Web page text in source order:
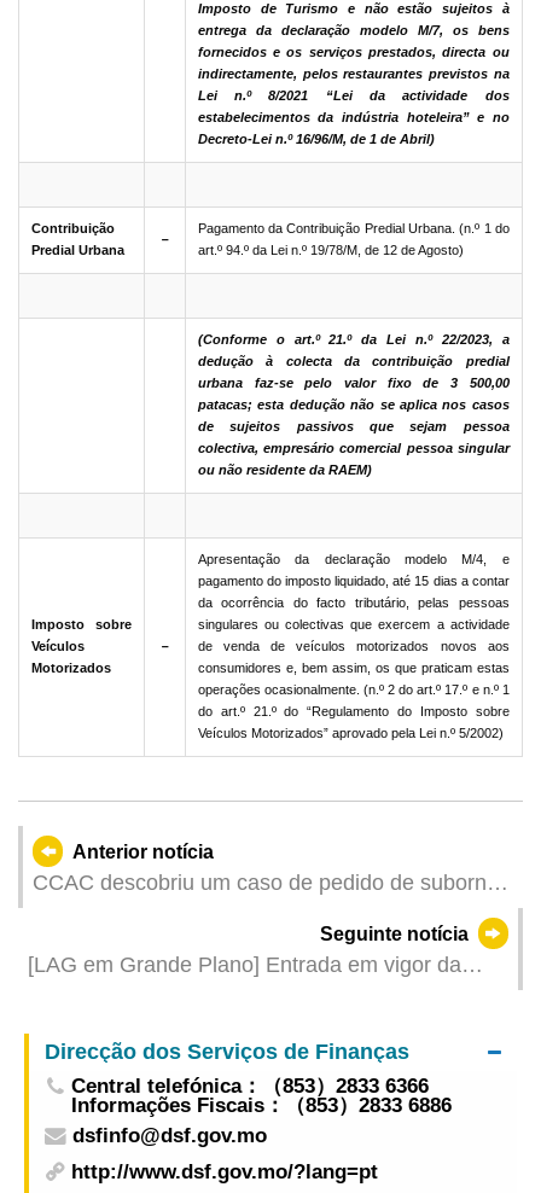
Imposto de Turismo e não estão sujeitos à
entrega da declaração modelo M/7, os bens
fornecidos e os serviços prestados, directa ou
indirectamente, pelos restaurantes previstos na
Lei n.º 8/2021 “Lei da actividade dos
estabelecimentos da indústria hoteleira” e no
Decreto-Lei n.º 16/96/M, de 1 de Abril)
Contribuição
Predial Urbana
－
Pagamento da Contribuição Predial Urbana. (n.º 1 do
art.º 94.º da Lei n.º 19/78/M, de 12 de Agosto)
(Conforme o art.º 21.º da Lei n.º 22/2023,
a
dedução à colecta da contribuição predial
urbana faz-se pelo valor fixo de 3 500,00
patacas; esta dedução não se aplica nos casos
de sujeitos passivos que sejam pessoa
colectiva, empresário comercial pessoa singular
ou não residente da RAEM)
Imposto sobre
Veículos
Motorizados
－
Apresentação da declaração modelo M/4, e
pagamento do imposto liquidado, até 15 dias a contar
da ocorrência do facto tributário, pelas pessoas
singulares ou colectivas que exercem a actividade
de venda de veículos motorizados novos aos
consumidores e, bem assim, os que praticam estas
operações ocasionalmente. (n.º 2 do art.º 17.º e n.º 1
do art.º 21.º do “Regulamento do Imposto sobre
Veículos Motorizados” aprovado pela Lei n.º 5/2002)
Anterior notícia
CCAC descobriu um caso de pedido de suborno
por parte de um chefe de uma empresa integrada
de turismo e lazer a candidatos a emprego para
os ajudar a serem contratados
Seguinte notícia
[LAG em Grande Plano] Entrada em vigor da
Direcção dos Serviços de Finanças
Central telefónica：（853）2833 6366
Informações Fiscais：（853）2833 6886
dsfinfo@dsf.gov.mo
http://www.dsf.gov.mo/?lang=pt